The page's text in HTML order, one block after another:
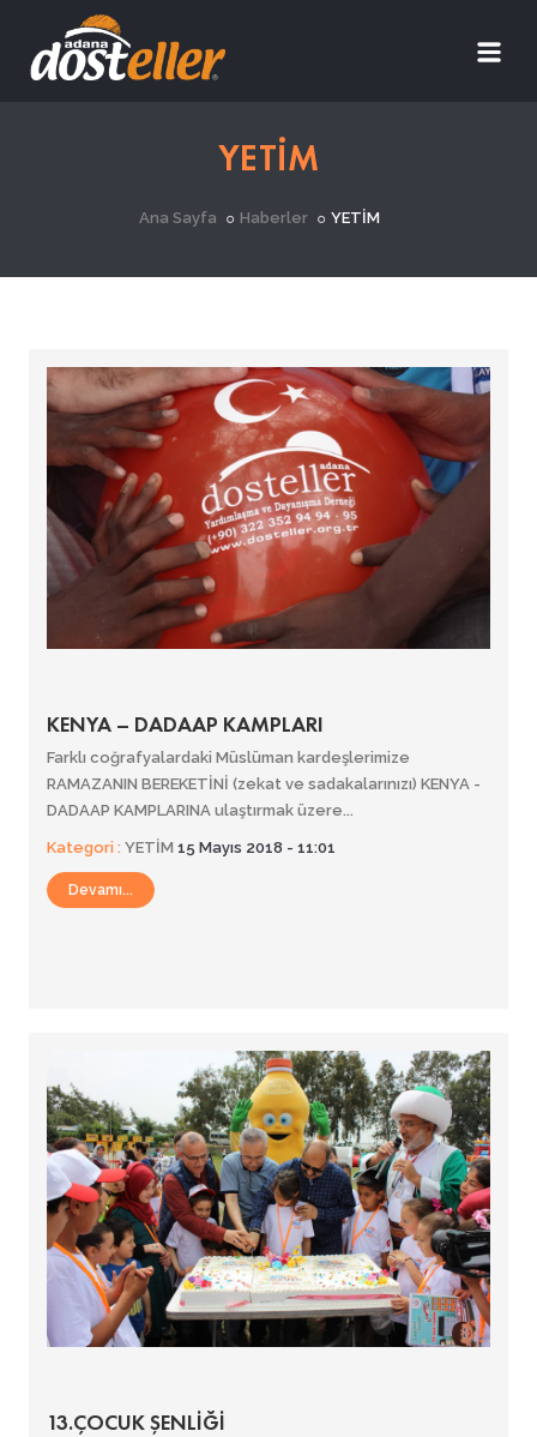
YETİM
Ana Sayfa Haberler YETİM
KENYA – DADAAP KAMPLARI
Farklı coğrafyalardaki Müslüman kardeşlerimize
RAMAZANIN BEREKETİNİ (zekat ve sadakalarınızı) KENYA -
DADAAP KAMPLARINA ulaştırmak üzere...
Kategori : YETİM 15 Mayıs 2018 - 11:01
Devamı...
13.ÇOCUK ŞENLİĞİ